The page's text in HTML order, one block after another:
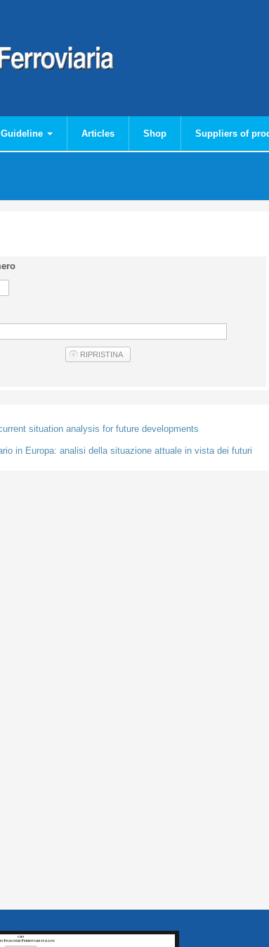
Guideline Articles Shop Suppliers of
situation analysis for future developments
in Europa: analisi della situazione attuale in vista dei futuri